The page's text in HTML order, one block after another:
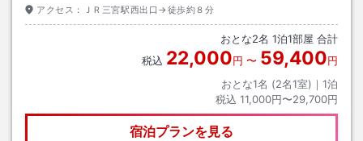
アクセス： ＪＲ三宮駅西出口→徒歩約８分
おとな2名 1泊1部屋 合計
税込 22,000円 〜 59,400円
おとな1名 (2名1室)｜ 1泊
税込 11,000円〜29,700円
宿泊プランを見る